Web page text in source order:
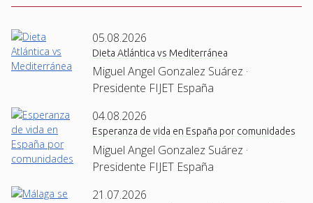
05.08.2026
Dieta Atlántica vs Mediterránea
Miguel Angel Gonzalez Suárez ·
Presidente FIJET España
04.08.2026
Esperanza de vida en España por comunidades
Miguel Angel Gonzalez Suárez ·
Presidente FIJET España
21.07.2026